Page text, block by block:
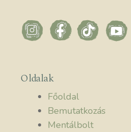
Oldalak
Főoldal
Bemutatkozás
Mentálbolt